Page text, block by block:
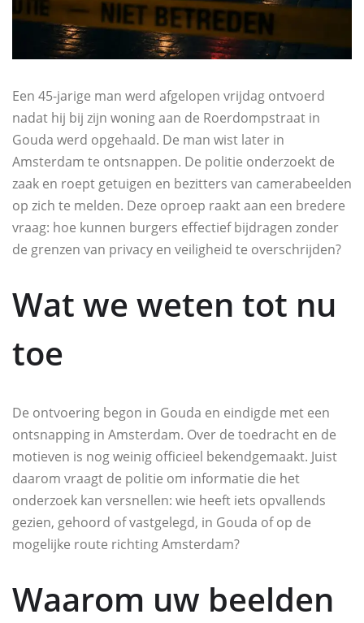
Een 45-jarige man werd afgelopen vrijdag ontvoerd
nadat hij bij zijn woning aan de Roerdompstraat in
Gouda werd opgehaald. De man wist later in
Amsterdam te ontsnappen. De politie onderzoekt de
zaak en roept getuigen en bezitters van camerabeelden
op zich te melden. Deze oproep raakt aan een bredere
vraag: hoe kunnen burgers effectief bijdragen zonder
de grenzen van privacy en veiligheid te overschrijden?
Wat we weten tot nu
toe
De ontvoering begon in Gouda en eindigde met een
ontsnapping in Amsterdam. Over de toedracht en de
motieven is nog weinig officieel bekendgemaakt. Juist
daarom vraagt de politie om informatie die het
onderzoek kan versnellen: wie heeft iets opvallends
gezien, gehoord of vastgelegd, in Gouda of op de
mogelijke route richting Amsterdam?
Waarom uw beelden